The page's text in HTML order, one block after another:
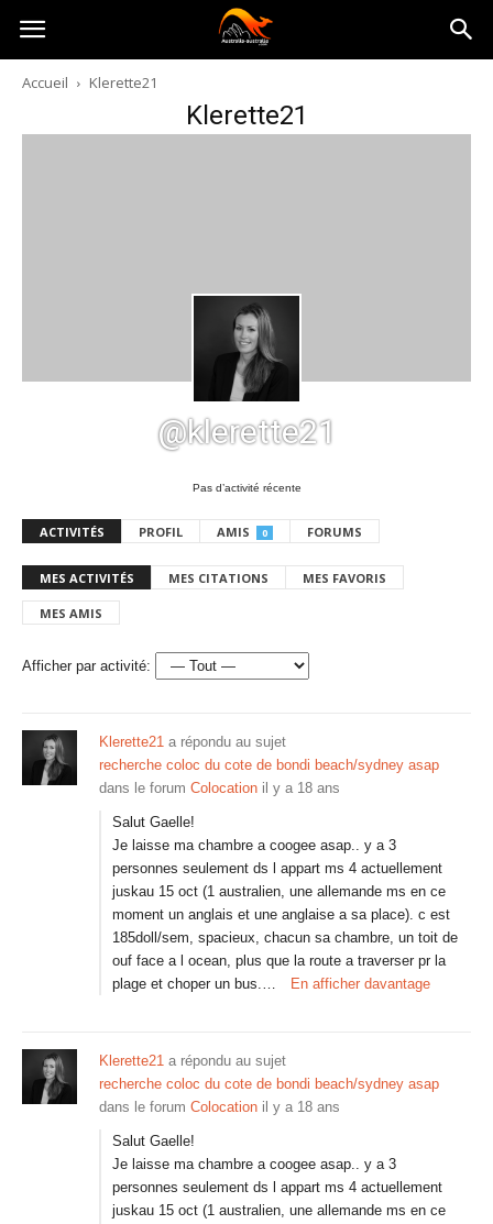
Australia-
australie.com
Accueil Klerette21
Klerette21
@klerette21
Pas d’activité récente
ACTIVITÉS PROFIL AMIS 0 FORUMS
MES ACTIVITÉS MES CITATIONS MES FAVORIS
MES AMIS
Afficher par activité:
Klerette21 a répondu au sujet
recherche coloc du cote de bondi beach/sydney asap
dans le forum Colocation il y a 18 ans
Salut Gaelle!
Je laisse ma chambre a coogee asap.. y a 3
personnes seulement ds l appart ms 4 actuellement
juskau 15 oct (1 australien, une allemande ms en ce
moment un anglais et une anglaise a sa place). c est
185doll/sem, spacieux, chacun sa chambre, un toit de
ouf face a l ocean, plus que la route a traverser pr la
plage et choper un bus.…
En afficher davantage
Klerette21 a répondu au sujet
recherche coloc du cote de bondi beach/sydney asap
dans le forum Colocation il y a 18 ans
Salut Gaelle!
Je laisse ma chambre a coogee asap.. y a 3
personnes seulement ds l appart ms 4 actuellement
juskau 15 oct (1 australien, une allemande ms en ce